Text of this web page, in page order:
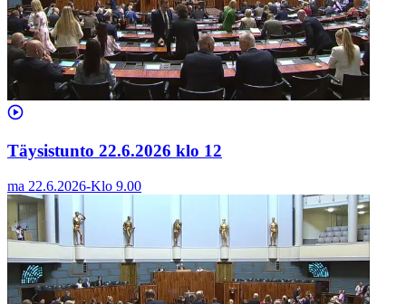
Täysistunto 22.6.2026 klo 12
ma 22.6.2026-Klo 9.00